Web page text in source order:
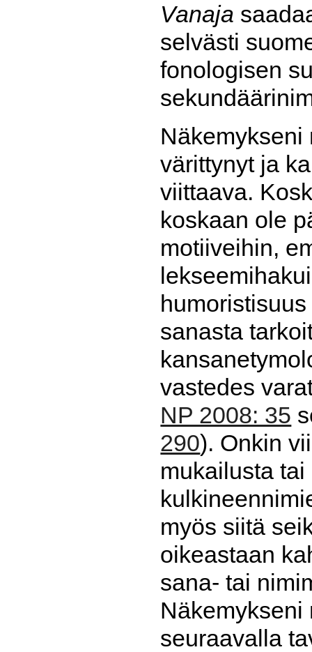
Vanaja
selvästi
fonologisen
Näkemykseni
värittynyt ja
viittaava.
koskaan ole
motiiveihin,
sanasta
vastedes
NP 2008: 35
290). Onkin
mukailusta
myös siitä
oikeastaan
sana- tai
Näkemykseni
seuraavalla